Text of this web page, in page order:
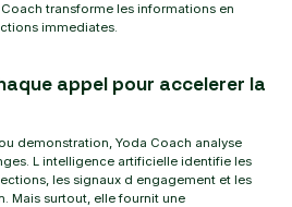
transforme les informations en
immediates.
appel pour accelerer la
demonstration, Yoda Coach analyse
L intelligence artificielle identifie les
les signaux d engagement et les
Mais surtout, elle fournit une